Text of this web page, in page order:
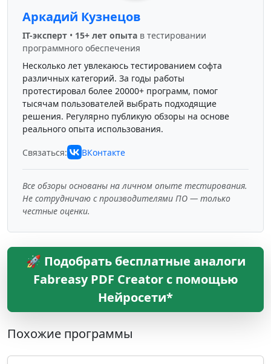
Аркадий Кузнецов
IT-эксперт • 15+ лет опыта в тестировании
программного обеспечения
Несколько лет увлекаюсь тестированием софта
различных категорий. За годы работы
протестировал более 20000+ программ, помог
тысячам пользователей выбрать подходящие
решения. Регулярно публикую обзоры на основе
реального опыта использования.
Связаться: ВКонтакте
Все обзоры основаны на личном опыте тестирования.
Не сотрудничаю с производителями ПО — только
честные оценки.
🚀 Подобрать бесплатные аналоги
Fabreasy PDF Creator с помощью
Нейросети*
Похожие программы